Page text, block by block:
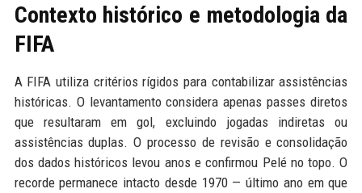
Contexto histórico e metodologia da
FIFA
A FIFA utiliza critérios rígidos para contabilizar assistências
históricas. O levantamento considera apenas passes diretos
que resultaram em gol, excluindo jogadas indiretas ou
assistências duplas. O processo de revisão e consolidação
dos dados históricos levou anos e confirmou Pelé no topo. O
recorde permanece intacto desde 1970 — último ano em que